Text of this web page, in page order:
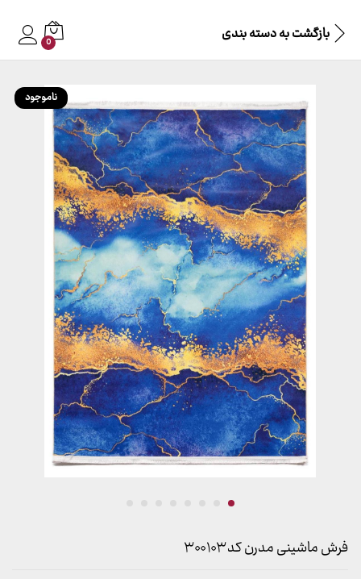
بازگشت بهدسته بندی 0
ناموجود
فرش ماشینی مدرن کد ۳۰۰۱۰۳